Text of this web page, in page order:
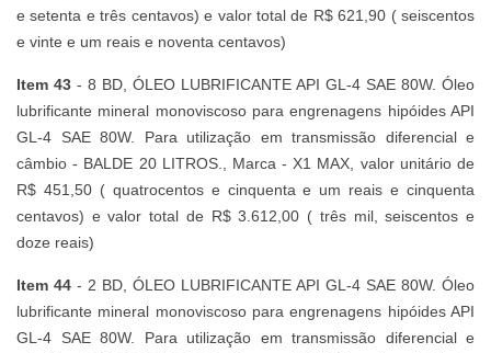
e setenta e três centavos) e valor total de R$ 621,90 ( seiscentos
e vinte e um reais e noventa centavos)
Item 43 - 8 BD, ÓLEO LUBRIFICANTE API GL-4 SAE 80W. Óleo
lubrificante mineral monoviscoso para engrenagens hipóides API
GL-4 SAE 80W. Para utilização em transmissão diferencial e
câmbio - BALDE 20 LITROS., Marca - X1 MAX, valor unitário de
R$ 451,50 ( quatrocentos e cinquenta e um reais e cinquenta
centavos) e valor total de R$ 3.612,00 ( três mil, seiscentos e
doze reais)
Item 44 - 2 BD, ÓLEO LUBRIFICANTE API GL-4 SAE 80W. Óleo
lubrificante mineral monoviscoso para engrenagens hipóides API
GL-4 SAE 80W. Para utilização em transmissão diferencial e